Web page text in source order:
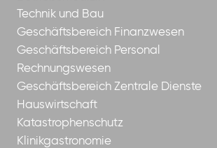
Technik und Bau
Geschäftsbereich Finanzwesen
Geschäftsbereich Personal
Rechnungswesen
Geschäftsbereich Zentrale Dienste
Hauswirtschaft
Katastrophenschutz
Klinikgastronomie